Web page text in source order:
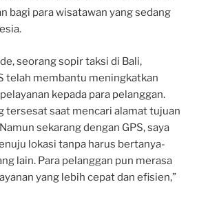
bagi para wisatawan yang sedang
seorang sopir taksi di Bali,
telah membantu meningkatkan
kepada para pelanggan.
tersesat saat mencari alamat tujuan
sekarang dengan GPS, saya
lokasi tanpa harus bertanya-
lain. Para pelanggan pun merasa
yang lebih cepat dan efisien,”